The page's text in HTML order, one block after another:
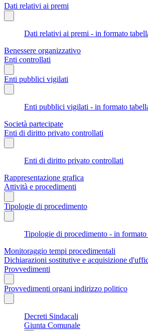
Dati relativi ai premi
Dati relativi ai premi - in formato
Benessere organizzativo
Enti controllati
Enti pubblici vigilati
Enti pubblici vigilati - in formato
Società partecipate
Enti di diritto privato controllati
Enti di diritto privato controllati
Rappresentazione grafica
Attività e procedimenti
Tipologie di procedimento
Tipologie di procedimento - in formato
Monitoraggio tempi procedimentali
Dichiarazioni sostitutive e acquisizione
Provvedimenti
Provvedimenti organi indirizzo politico
Decreti Sindacali
Giunta Comunale